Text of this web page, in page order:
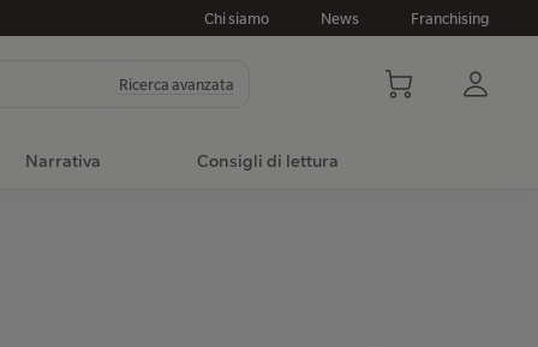
Chi siamo News Franchising
Ricerca avanzata
Narrativa Consigli di lettura